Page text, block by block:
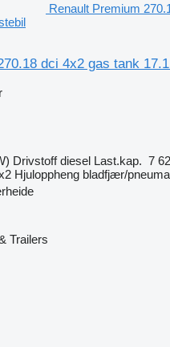
Renault Premium
dci 4x2 gas tank
Drivstoff diesel Last.kap. 7
Hjuloppheng bladfjær/
Trailers